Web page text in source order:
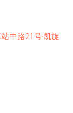
中路21号·凯旋